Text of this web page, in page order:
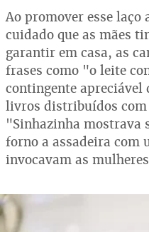
Ao promover esse
cuidado que as mães
garantir em casa, as
frases como "o leite
contingente apreciável
livros distribuídos com
"Sinhazinha mostrava
forno a assadeira
invocavam as